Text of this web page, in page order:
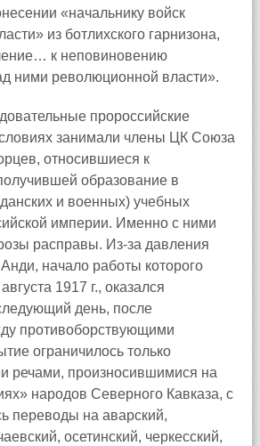
«начальнику войск
из ботлихского гарнизона,
к неповиновению
ними революционной власти».
пророссийские
занимали члены ЦК Союза
относившиеся к
образование в
и военных) учебных
империи. Именно с ними
расправы. Из-за давления
начало работы которого
1917 г., оказался
день, после
противоборствующими
ограничилось только
речами, произносившимися на
народов Северного Кавказа, с
переводы на аварский,
осетинский, черкесский,